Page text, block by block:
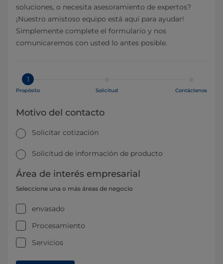
soluciones, o necesita asesoramiento de expertos?
¡Nuestro amistoso equipo está aquí para ayudar!
Simplemente complete el formulario y nos
comunicaremos con usted lo antes posible.
1
Propósito Solicitud Contáctenos
Motivo del contacto
Solicitar cotización
Solicitud de información de producto
Área de interés empresarial
Seleccione una o más áreas de negocio
envasado
Procesamiento
Servicios